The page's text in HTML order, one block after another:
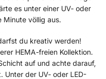
es unter einer UV- oder
Minute völlig aus.
du kreativ werden!
HEMA-freien Kollektion.
auf und achte darauf,
Unter der UV- oder LED-